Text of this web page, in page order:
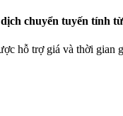
chuyển tuyến tính
hỗ trợ giá và thời gian